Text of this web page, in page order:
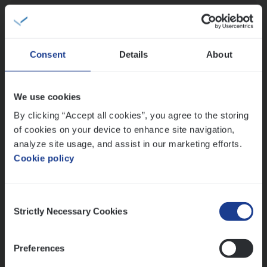
Consent Details About
We use cookies
By clicking “Accept all cookies”, you agree to the storing
of cookies on your device to enhance site navigation,
analyze site usage, and assist in our marketing efforts.
Cookie policy
Selection
Strictly Necessary Cookies
Preferences
Claims­hand­ler Fleet&Bike
Claims Management
Antwerpen
Busi­ness Mana­ger Mari­ne Cargo
People Management, Sales Management
Antwerpen
Mathias houdt van diepgaande dossiers én droge